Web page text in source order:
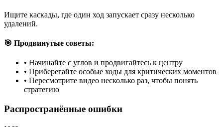
Ищите каскады, где один ход запускает сразу несколько
удалений.
🎯 Продвинутые советы:
• Начинайте с углов и продвигайтесь к центру
• Приберегайте особые ходы для критических моментов
• Пересмотрите видео несколько раз, чтобы понять
стратегию
Распространённые ошибки